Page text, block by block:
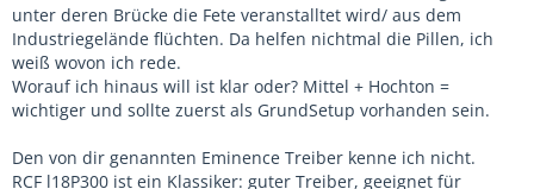
unter deren Brücke die Fete veranstalltet wird/ aus dem
Industriegelände flüchten. Da helfen nichtmal die Pillen, ich
weiß wovon ich rede.
Worauf ich hinaus will ist klar oder? Mittel + Hochton =
wichtiger und sollte zuerst als GrundSetup vorhanden sein.
Den von dir genannten Eminence Treiber kenne ich nicht.
RCF l18P300 ist ein Klassiker: guter Treiber, geeignet für